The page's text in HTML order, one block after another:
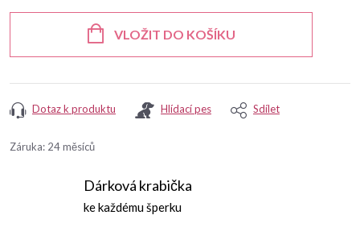
VLOŽIT DO KOŠÍKU
Dotaz k produktu Hlídací pes Sdílet
Záruka: 24 měsíců
Dárková krabička
ke každému šperku